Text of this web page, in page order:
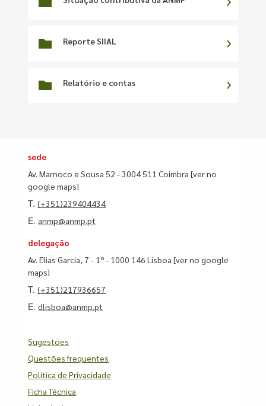
Reporte SIIAL
Relatório e contas
sede
Av. Marnoco e Sousa 52 - 3004 511 Coimbra[ver no
google maps]
T.(+351)239404434
E. anmp@anmp.pt
delegação
Av. Elias Garcia, 7 - 1º - 1000 146 Lisboa[ver no google
maps]
T.(+351)217936657
E.dlisboa@anmp.pt
Sugestões
Questões frequentes
Política de Privacidade
Ficha Técnica